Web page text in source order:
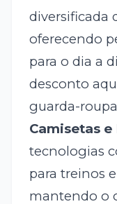
diversificada
oferecendo
para o dia a
desconto
guarda-
Camisetas e
tecnologias
para treinos
mantendo o